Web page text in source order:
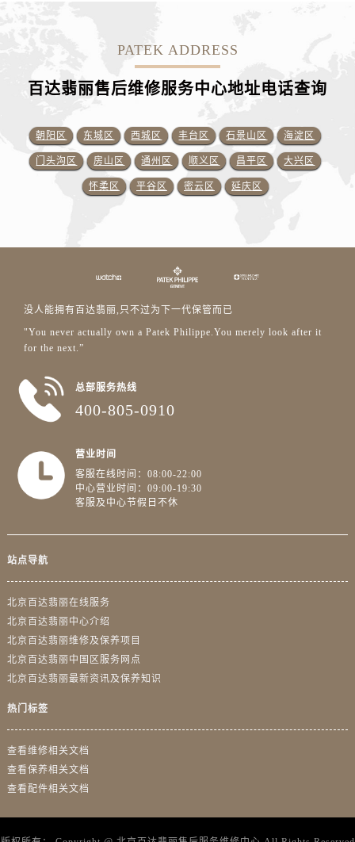
PATEK ADDRESS
百达翡丽售后维修服务中心地址电话查询
朝阳区 东城区 西城区 丰台区 石景山区 海淀区
门头沟区 房山区 通州区 顺义区 昌平区 大兴区
怀柔区 平谷区 密云区 延庆区
没人能拥有百达翡丽,只不过为下一代保管而已
"You never actually own a Patek Philippe.You merely look after it
for the next.”
总部服务热线
400-805-0910
营业时间
客服在线时间：08:00-22:00
中心营业时间：09:00-19:30
客服及中心节假日不休
站点导航
北京百达翡丽在线服务
北京百达翡丽中心介绍
北京百达翡丽维修及保养项目
北京百达翡丽中国区服务网点
北京百达翡丽最新资讯及保养知识
热门标签
查看维修相关文档
查看保养相关文档
查看配件相关文档